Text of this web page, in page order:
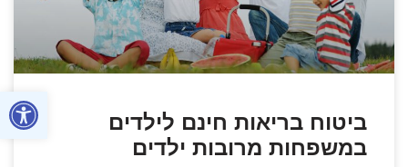
פתח
ביטוח בריאות חינם לילדים
במשפחות מרובות ילדים